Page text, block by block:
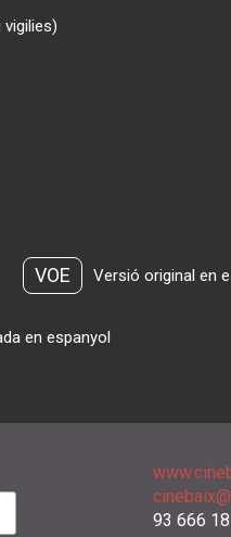
VOE Versió original en
en espanyol
93 666